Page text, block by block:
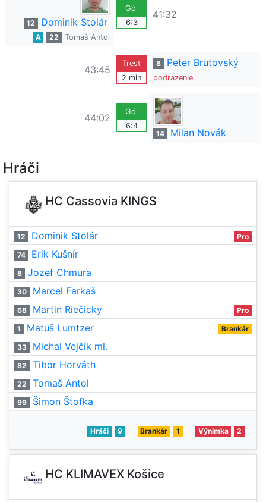
12 Dominik Stolár
A 22 Tomaš Antol
Gól
6:3
41:32
43:45
Trest
2 min
8 Peter Brutovský
podrazenie
44:02
Gól
6:4
14
Milan Novák
Hráči
HC Cassovia KINGS
12 Dominik Stolár Pro
74 Erik Kušnír
8 Jozef Chmura
30 Marcel Farkaš
68 Martin Riečicky Pro
1 Matuš Lumtzer Brankár
33 Michal Vejčík ml.
82 Tibor Horváth
22 Tomaš Antol
99 Šimon Štofka
Hráči 9 Brankár 1 Výnimka 2
HC KLIMAVEX Košice